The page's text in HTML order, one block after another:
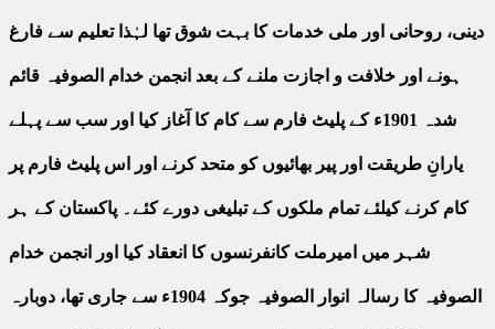
دینی، روحانی اور ملی خدمات کا بہت شوق تھا لہٰذا تعلیم سے فارغ
ہونے اور خلافت و اجازت ملنے کے بعد انجمن خدام الصوفیہ قائم
شدہ 1901ء کے پلیٹ فارم سے کام کا آغاز کیا اور سب سے پہلے
یارانِ طریقت اور پیر بھائیوں کو متحد کرنے اور اس پلیٹ فارم پر
کام کرنے کیلئے تمام ملکوں کے تبلیغی دورے کئے۔ پاکستان کے ہر
شہر میں امیرملت کانفرنسوں کا انعقاد کیا اور انجمن خدام
الصوفیہ کا رسالہ انوار الصوفیہ جوکہ 1904ء سے جاری تھا، دوبارہ